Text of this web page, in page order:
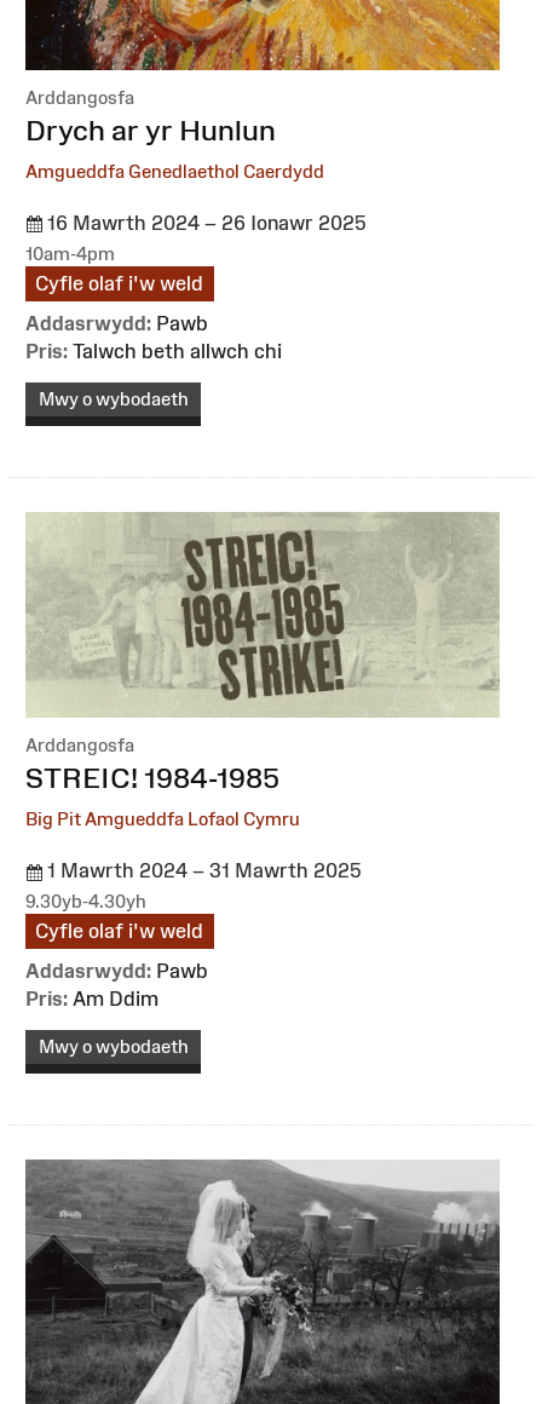
Arddangosfa
:Drych ar yr Hunlun
Amgueddfa Genedlaethol Caerdydd
16 Mawrth 2024 – 26 Ionawr 2025
10am-4pm
Cyfle olaf i'w weld
Addasrwydd: Pawb
Pris: Talwch beth allwch chi
Mwy o wybodaeth
Arddangosfa
:STREIC! 1984-1985
Big Pit Amgueddfa Lofaol Cymru
1 Mawrth 2024 – 31 Mawrth 2025
9.30yb-4.30yh
Cyfle olaf i'w weld
Addasrwydd: Pawb
Pris: Am Ddim
Mwy o wybodaeth